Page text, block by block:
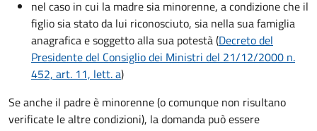
nel caso in cui la madre sia minorenne, a condizione che il
figlio sia stato da lui riconosciuto, sia nella sua famiglia
anagrafica e soggetto alla sua potestà (Decreto del
Presidente del Consiglio dei Ministri del 21/12/2000 n.
452, art. 11, lett. a)
Se anche il padre è minorenne (o comunque non risultano
verificate le altre condizioni), la domanda può essere